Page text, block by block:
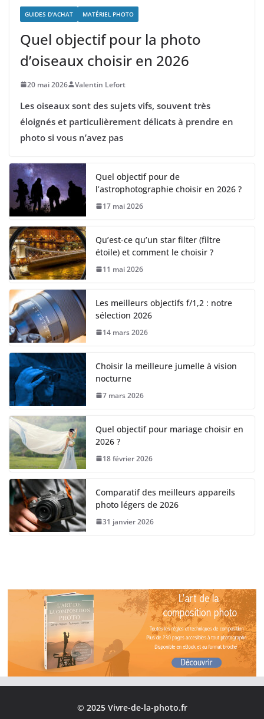
GUIDES D'ACHAT MATÉRIEL PHOTO
Quel objectif pour la photo
d’oiseaux choisir en 2026
20 mai 2026 Valentin Lefort
Les oiseaux sont des sujets vifs, souvent très
éloignés et particulièrement délicats à prendre en
photo si vous n’avez pas
Quel objectif pour de
l’astrophotographie choisir en 2026 ?
17 mai 2026
Qu’est-ce qu’un star filter (filtre
étoile) et comment le choisir ?
11 mai 2026
Les meilleurs objectifs f/1,2 : notre
sélection 2026
14 mars 2026
Choisir la meilleure jumelle à vision
nocturne
7 mars 2026
Quel objectif pour mariage choisir en
2026 ?
18 février 2026
Comparatif des meilleurs appareils
photo légers de 2026
31 janvier 2026
© 2025 Vivre-de-la-photo.fr